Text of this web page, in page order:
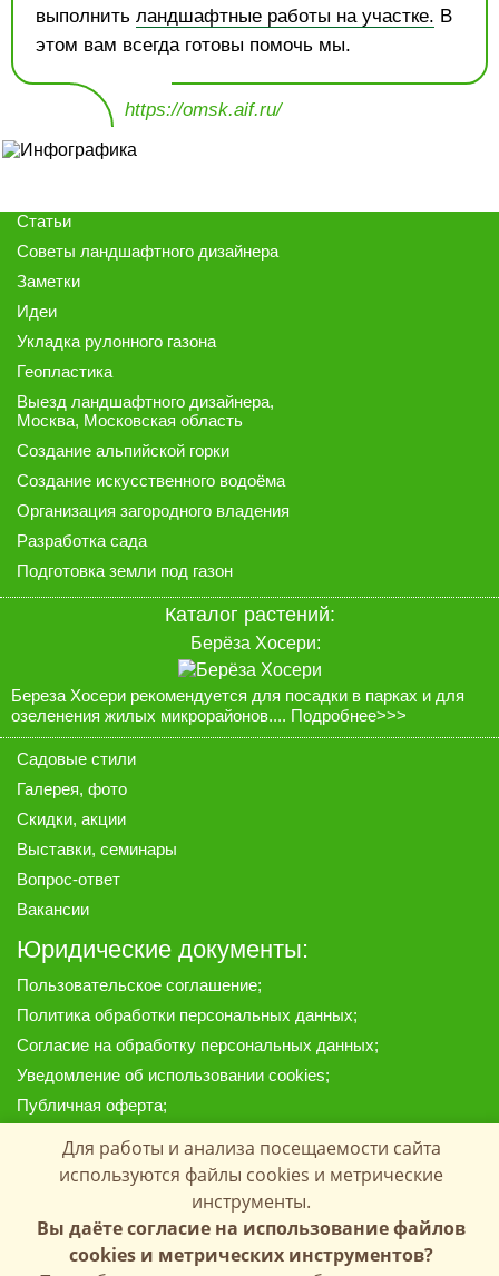
выполнить ландшафтные работы на участке. В
этом вам всегда готовы помочь мы.
https://omsk.aif.ru/
Статьи
Советы ландшафтного дизайнера
Заметки
Идеи
Укладка рулонного газона
Геопластика
Выезд ландшафтного дизайнера,
Москва, Московская область
Создание альпийской горки
Создание искусственного водоёма
Организация загородного владения
Разработка сада
Подготовка земли под газон
Каталог растений:
Берёза Хосери:
Береза Хосери рекомендуется для посадки в парках и для
озеленения жилых микрорайонов.... Подробнее>>>
Садовые стили
Галерея, фото
Скидки, акции
Выставки, семинары
Вопрос-ответ
Вакансии
Юридические документы:
Пользовательское соглашение;
Политика обработки персональных данных;
Согласие на обработку персональных данных;
Уведомление об использовании cookies;
Публичная оферта;
Предоставленные на сайте материалы, цены и данные
носят информационный характер и ни при каких условиях
не являются публичной офертой, определяемой
положениями Статей 435 и 437 Гражданского кодекса РФ.
Копирование материалов с сайта запрещено.
Для работы и анализа посещаемости сайта
используются файлы cookies и метрические
инструменты.
Вы даёте согласие на использование файлов
cookies и метрических инструментов?